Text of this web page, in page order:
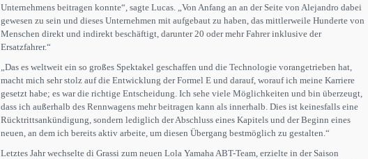
Unternehmens beitragen konnte“, sagte Lucas. „Von Anfang an an der Seite von Alejandro dabei
gewesen zu sein und dieses Unternehmen mit aufgebaut zu haben, das mittlerweile Hunderte von
Menschen direkt und indirekt beschäftigt, darunter 20 oder mehr Fahrer inklusive der
Ersatzfahrer.“
„Das es weltweit ein so großes Spektakel geschaffen und die Technologie vorangetrieben hat,
macht mich sehr stolz auf die Entwicklung der Formel E und darauf, worauf ich meine Karriere
gesetzt habe; es war die richtige Entscheidung. Ich sehe viele Möglichkeiten und bin überzeugt,
dass ich außerhalb des Rennwagens mehr beitragen kann als innerhalb. Dies ist keinesfalls eine
Rücktrittsankündigung, sondern lediglich der Abschluss eines Kapitels und der Beginn eines
neuen, an dem ich bereits aktiv arbeite, um diesen Übergang bestmöglich zu gestalten.“
Letztes Jahr wechselte di Grassi zum neuen Lola Yamaha ABT-Team, erzielte in der Saison